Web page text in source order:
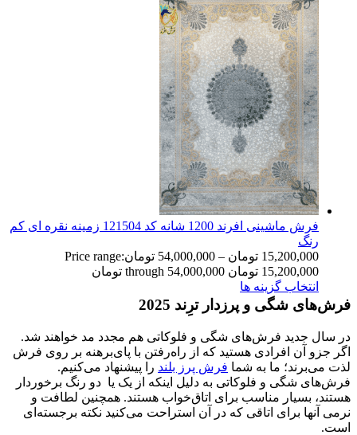
فرش ماشینی افرند 1200 شانه کد 121504 زمینه نقره ای کم
رنگ
15,200,000 تومان –
54,000,000 تومانPrice range:
15,200,000 تومان through 54,000,000 تومان
انتخاب گزینه ها
فرش‌های شگی و پرز‌دار ترِند 2025
در سال جدید فرش‌های شگی و فلوکاتی هم مجدد مد خواهند شد.
اگر جزو آن افرادی هستید که از راه‌رفتن با پای‌برهنه بر روی فرش
لذت می‌برند؛ ما به شما فرش‌ پرز بلند را پیشنهاد می‌کنیم.
فرش‌های شگی و فلوکاتی به دلیل اینکه از یک یا دو رنگ برخوردار
هستند، بسیار مناسب برای اتاق‌خواب هستند. همچنین لطافت و
نرمی آنها برای اتاقی که در آن استراحت می‌کنید نکته برجسته‌ای
است.